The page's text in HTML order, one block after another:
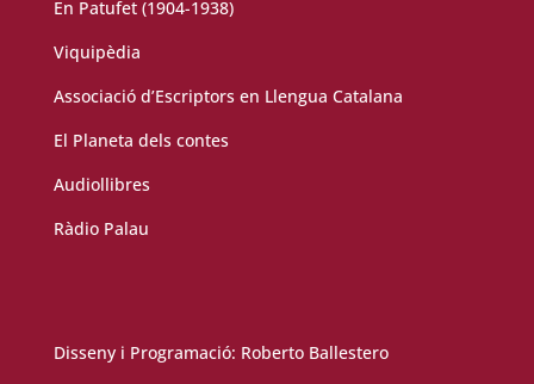
En Patufet (1904-1938)
Viquipèdia
Associació d’Escriptors en Llengua Catalana
El Planeta dels contes
Audiollibres
Ràdio Palau
Disseny i Programació: Roberto Ballestero